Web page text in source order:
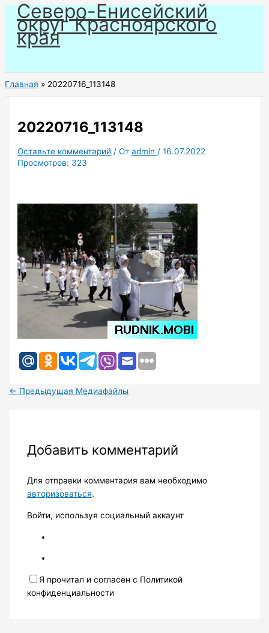
Перейти
содержимому
Северо-Енисейский
округ Красноярского
края
Главная 20220716_113148
20220716_113148
Оставьте комментарий / Отadmin /16.07.2022
Просмотров: 323
← Предыдущая Медиафайлы
Добавить комментарий
Для отправки комментария вам необходимо
авторизоваться.
Войти, используя социальный аккаунт
Я прочитал и согласен с Политикой
конфиденциальности